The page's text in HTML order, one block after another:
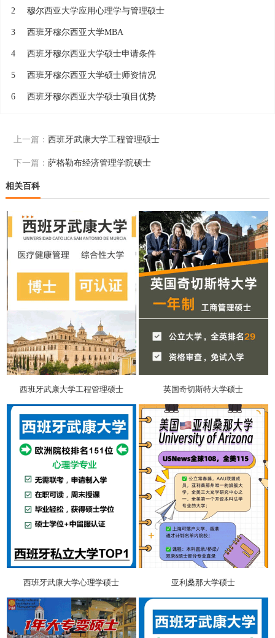
2 穆尔西亚大学应用心理学与管理硕士
3 西班牙穆尔西亚大学MBA
4 西班牙穆尔西亚大学硕士申请条件
5 西班牙穆尔西亚大学硕士师资情况
6 西班牙穆尔西亚大学硕士项目优势
上一篇：西班牙武康大学工程管理硕士
下一篇：萨格勒布经济管理学院硕士
相关百科
西班牙武康大学工程管理硕士 英国奇切斯特大学硕士
西班牙武康大学心理学硕士 亚利桑那大学硕士